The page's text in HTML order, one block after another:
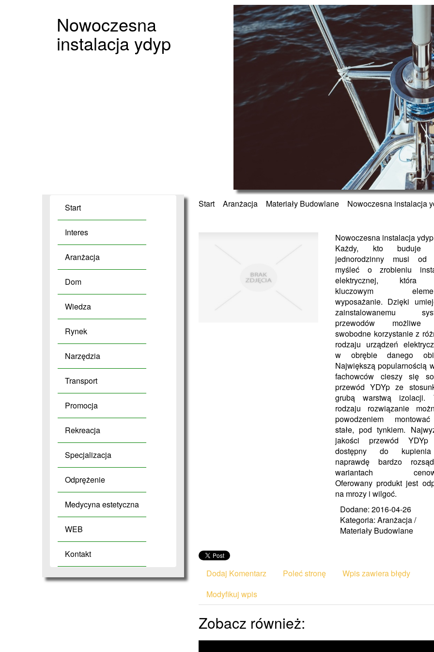
Nowoczesna
instalacja ydyp
Start
Interes
Aranżacja
Dom
Wiedza
Rynek
Narzędzia
Transport
Promocja
Rekreacja
Specjalizacja
Odprężenie
Medycyna estetyczna
WEB
Kontakt
Start» Aranżacja» Materiały Budowlane» Nowoczesna instalacja
Nowoczesna instalacja ydyp
Każdy, kto buduje
jednorodzinny musi od
myśleć o zrobieniu
elektrycznej, która
kluczowym
wyposażanie. Dzięki
zainstalowanemu
przewodów możliwe
swobodne korzystanie z
rodzaju urządzeń
w obrębie danego
Największą popularnością
fachowców cieszy się
przewód YDYp ze
grubą warstwą izolacji.
rodzaju rozwiązanie
powodzeniem
stałe, pod tynkiem.
jakości przewód
dostępny do
naprawdę bardzo
wariantach
Oferowany produkt jest
na mrozy i wilgoć.
Dodane: 2016-04-26
Kategoria: Aranżacja /
Materiały Budowlane
Dodaj Komentarz Poleć stronę
Wpis zawiera błędy
Modyfikuj wpis
Zobacz również: